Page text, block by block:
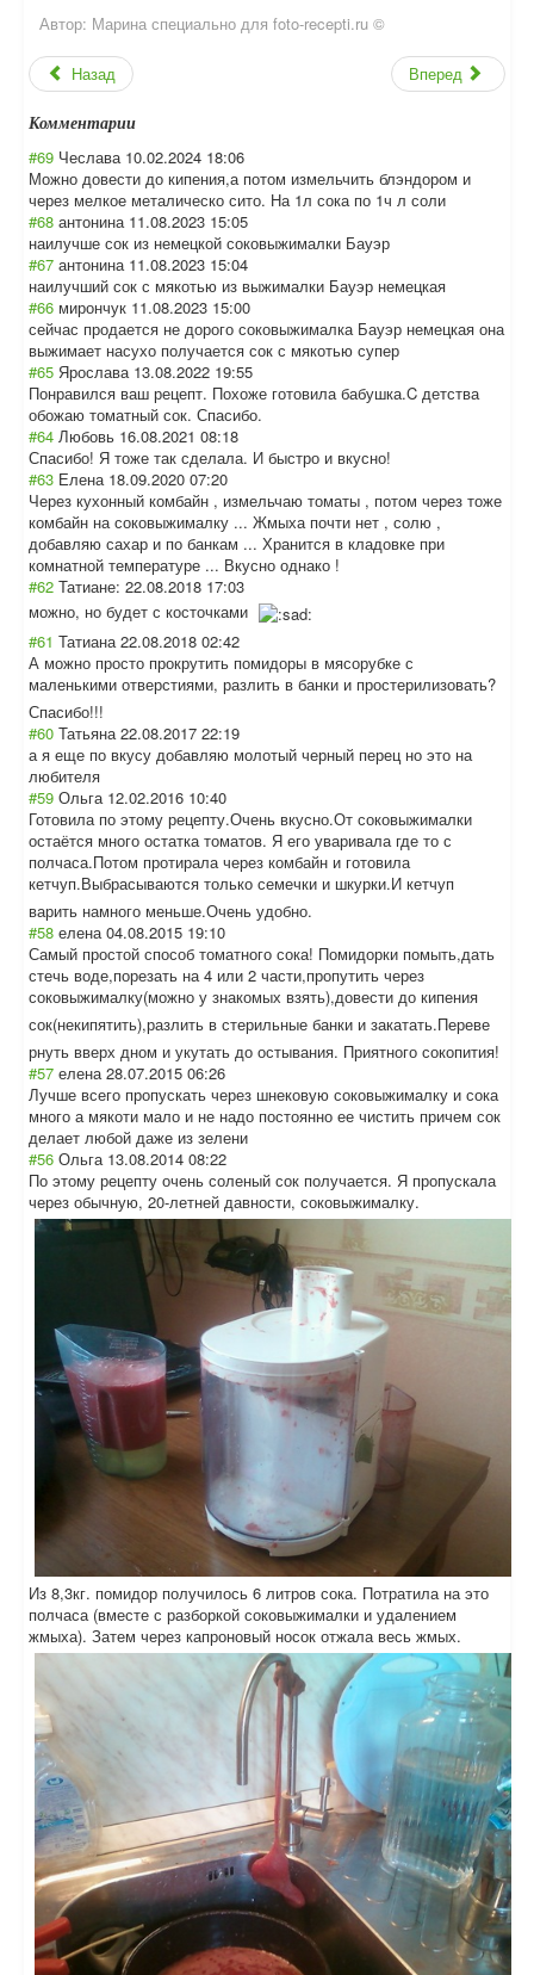
Автор: Марина специально для foto-recepti.ru ©
Назад Вперед
Комментарии
#69 Чеслава 10.02.2024 18:06
Можно довести до кипения,а потом измельчить блэндором и
через мелкое металическо сито. На 1л сока по 1ч л соли
#68 антонина 11.08.2023 15:05
наилучше сок из немецкой соковыжималки Бауэр
#67 антонина 11.08.2023 15:04
наилучший сок с мякотью из выжималки Бауэр немецкая
#66 мирончук 11.08.2023 15:00
сейчас продается не дорого соковыжималка Бауэр немецкая она
выжимает насухо получается сок с мякотью супер
#65 Ярослава 13.08.2022 19:55
Понравился ваш рецепт. Похоже готовила бабушка.C детства
обожаю томатный сок. Спасибо.
#64 Любовь 16.08.2021 08:18
Спасибо! Я тоже так сделала. И быстро и вкусно!
#63 Елена 18.09.2020 07:20
Через кухонный комбайн , измельчаю томаты , потом через тоже
комбайн на соковыжималку ... Жмыха почти нет , солю ,
добавляю сахар и по банкам ... Хранится в кладовке при
комнатной температуре ... Вкусно однако !
#62 Татиане: 22.08.2018 17:03
можно, но будет с косточками
#61 Татиана 22.08.2018 02:42
А можно просто прокрутить помидоры в мясорубке с
маленькими отверстиями, разлить в банки и простерилизовать?
Спасибо!!!
#60 Татьяна 22.08.2017 22:19
а я еще по вкусу добавляю молотый черный перец но это на
любителя
#59 Ольга 12.02.2016 10:40
Готовила по этому рецепту.Очень вкусно.От соковыжималки
остаётся много остатка томатов. Я его уваривала где то с
полчаса.Потом протирала через комбайн и готовила
кетчуп.Выбрасываются только семечки и шкурки.И кетчуп
варить намного меньше.Очень удобно.
#58 елена 04.08.2015 19:10
Самый простой способ томатного сока! Помидорки помыть,дать
стечь воде,порезать на 4 или 2 части,пропутить через
соковыжималку(можно у знакомых взять),довести до кипения
сок(некипятить),разлить в стерильные банки и закатать.Переве
рнуть вверх дном и укутать до остывания. Приятного сокопития!
#57 елена 28.07.2015 06:26
Лучше всего пропускать через шнековую соковыжималку и сока
много а мякоти мало и не надо постоянно ее чистить причем сок
делает любой даже из зелени
#56 Ольга 13.08.2014 08:22
По этому рецепту очень соленый сок получается. Я пропускала
через обычную, 20-летней давности, соковыжималку.
Из 8,3кг. помидор получилось 6 литров сока. Потратила на это
полчаса (вместе с разборкой соковыжималки и удалением
жмыха). Затем через капроновый носок отжала весь жмых.